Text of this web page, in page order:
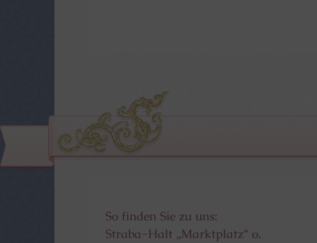
So finden Sie zu uns:
Straba-Halt „Marktplatz“ o.